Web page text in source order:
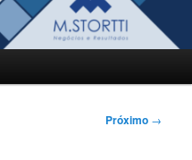
Próximo →